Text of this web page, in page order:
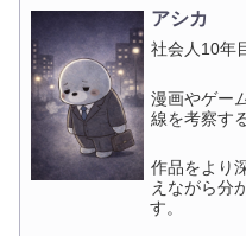
アシカ
社会人10年
漫画やゲー
線を考察す
作品をより
えながら分
す。